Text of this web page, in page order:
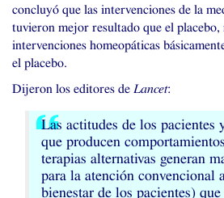
concluyó que las intervenciones de la
tuvieron mejor resultado que el placebo,
intervenciones homeopáticas
el placebo.
Dijeron los editores de Lancet:
Las actitudes de los pacientes
que producen
terapias alternativas generan
para la atención convencional
bienestar de los pacientes)